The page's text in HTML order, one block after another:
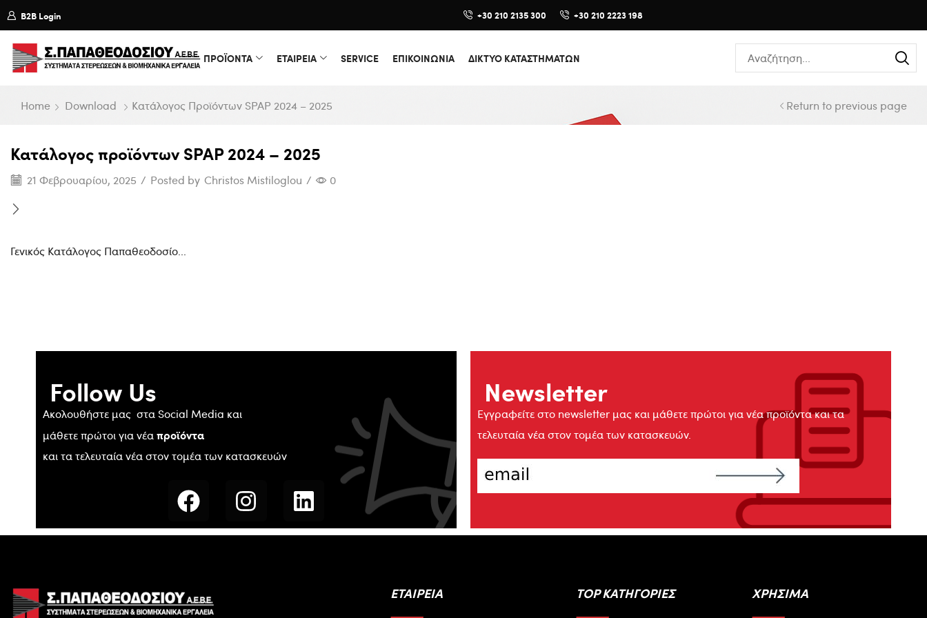
B2B Login +30 210 2135 300 +30 210 2223 198
ΠΡΟΪΟΝΤΑ ΕΤΑΙΡΕΙΑ SERVICE ΕΠΙΚΟΙΝΩΝΙΑ ΔΊΚΤΥΟ ΚΑΤΑΣΤΗΜΆΤΩΝ
Return to previous page
Home Download Κατάλογος Προϊόντων SPAP 2024 – 2025
Κατάλογος προϊόντων SPAP 2024 – 2025
21 Φεβρουαρίου, 2025 / Posted by Christos Mistiloglou / 0
Γενικός Κατάλογος Παπαθεοδοσίο...
Follow Us
Ακολουθήστε μας στα Social Media και
μάθετε πρώτοι για νέαπροϊόντα
και τα τελευταία νέα στον τομέα των κατασκευών
Newsletter
Εγγραφείτε στο newsletter μας και μάθετε πρώτοι για νέα προϊόντα και τα
τελευταία νέα στον τομέα των κατασκευών.
ΕΤΑΙΡΕΙΑ TOP ΚΑΤΗΓΟΡΙΕΣ ΧΡΉΣΙΜΑ